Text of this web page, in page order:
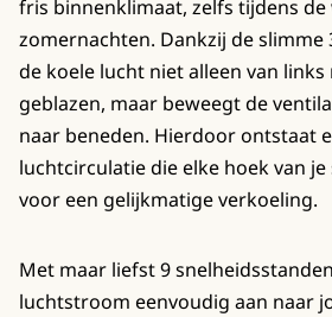
fris binnenklimaat, zelfs tijdens
zomernachten. Dankzij de
de koele lucht niet alleen van links
geblazen, maar beweegt de
naar beneden. Hierdoor ontstaat
luchtcirculatie die elke hoek van
voor een gelijkmatige verkoeling.
Met maar liefst 9
luchtstroom eenvoudig aan naar